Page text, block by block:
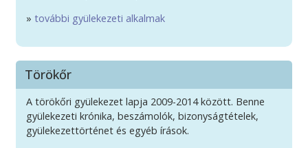
» további gyülekezeti alkalmak
Törökőr
A törökőri gyülekezet lapja 2009-2014 között. Benne
gyülekezeti krónika, beszámolók, bizonyságtételek,
gyülekezettörténet és egyéb írások.